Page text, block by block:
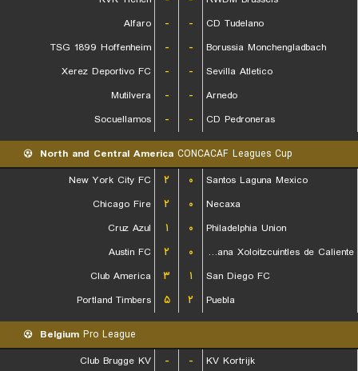
Alfaro
- -
CD Tudelano
TSG 1899 Hoffenheim
- -
Borussia Monchengladbach
Xerez Deportivo FC
- -
Sevilla Atletico
Mutilvera
- -
Arnedo
Socuellamos
- - CD Pedroneras
North and Central America CONCACAF Leagues Cup
New York City FC
۲ ۰
Santos Laguna Mexico
Chicago Fire
۲ ۰
Necaxa
Cruz Azul
۱ ۰
Philadelphia Union
Austin FC
۲ ۰
Club Tijuana Xoloitzcuintles de Caliente
Club America
۳ ۱
San Diego FC
Portland Timbers
۵ ۲ Puebla
Belgium Pro League
Club Brugge KV
- - KV Kortrijk